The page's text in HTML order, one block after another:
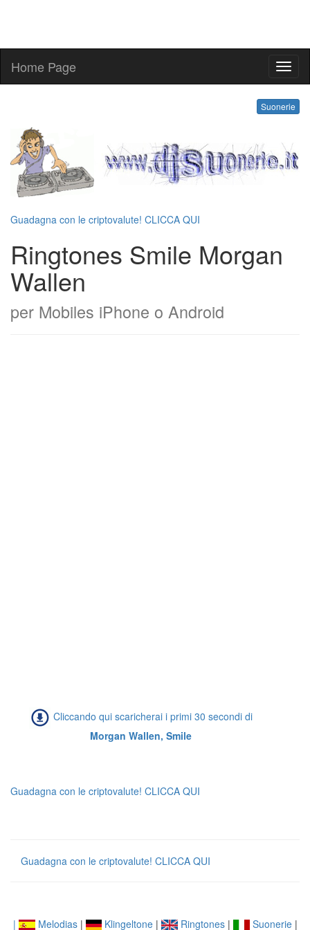
Home Page
Suonerie
Guadagna con le criptovalute! CLICCA QUI
Ringtones Smile Morgan
Wallen
per Mobiles iPhone o Android
Cliccando qui scaricherai i primi 30 secondi di
Morgan Wallen, Smile
Guadagna con le criptovalute! CLICCA QUI
Guadagna con le criptovalute! CLICCA QUI
| Melodias| Klingeltone| Ringtones| Suonerie|